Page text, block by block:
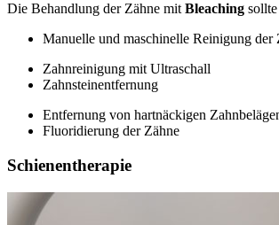
Die Behandlung der Zähne mit Bleaching
Manuelle und maschinelle Reinigung
Zahnreinigung mit Ultraschall
Zahnsteinentfernung
Entfernung von hartnäckigen
Fluoridierung der Zähne
Schienentherapie